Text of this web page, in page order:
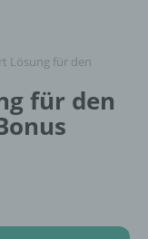
Lösung für den
für den